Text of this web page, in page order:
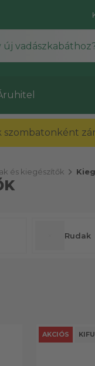
és kiegészítők chevron_right
Rudak
AKCIÓS